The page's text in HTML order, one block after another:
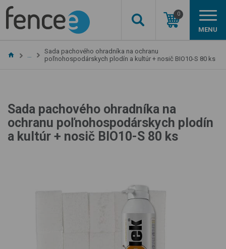
0
MENU
…
Sada pachového ohradníka na ochranu
poľnohospodárskych plodín a kultúr + nosič BIO10-S 80 ks
Sada pachového ohradníka na
ochranu poľnohospodárskych plodín
a kultúr + nosič BIO10-S 80 ks